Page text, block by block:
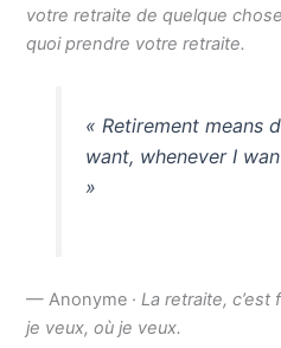
votre retraite de quelque
quoi prendre votre retraite.
« Retirement means
want, whenever I
»
— Anonyme ·La retraite,
je veux, où je veux.